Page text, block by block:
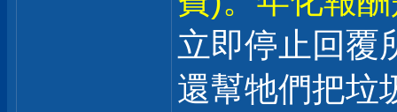
立即停止回覆
還幫牠們把垃